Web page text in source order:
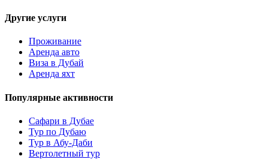
Другие услуги
Проживание
Аренда авто
Виза в Дубай
Аренда яхт
Популярные активности
Сафари в Дубае
Тур по Дубаю
Тур в Абу-Даби
Вертолетный тур